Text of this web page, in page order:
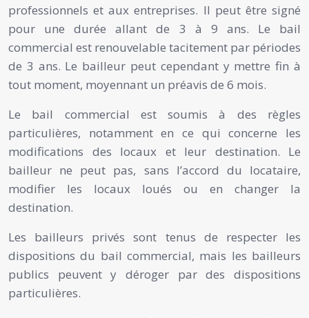
professionnels et aux entreprises. Il peut être signé
pour une durée allant de 3 à 9 ans. Le bail
commercial est renouvelable tacitement par périodes
de 3 ans. Le bailleur peut cependant y mettre fin à
tout moment, moyennant un préavis de 6 mois.
Le bail commercial est soumis à des règles
particulières, notamment en ce qui concerne les
modifications des locaux et leur destination. Le
bailleur ne peut pas, sans l’accord du locataire,
modifier les locaux loués ou en changer la
destination.
Les bailleurs privés sont tenus de respecter les
dispositions du bail commercial, mais les bailleurs
publics peuvent y déroger par des dispositions
particulières.